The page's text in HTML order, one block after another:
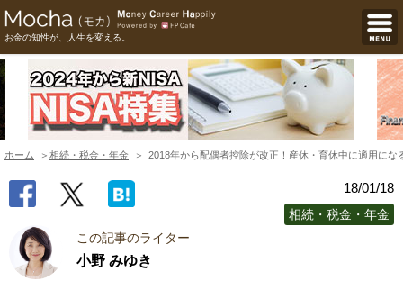
お金の知性が、人生を変える。
ホーム 相続・税金・年金 2018年から配偶者控除が改正！産休・育休中に適用にな
18/01/18
相続・税金・年金
この記事のライター
小野 みゆき